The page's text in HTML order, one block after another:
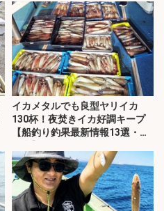
イカメタルでも良型ヤリイカ
130杯！夜焚きイカ好調キープ
【船釣り釣果最新情報13選・玄